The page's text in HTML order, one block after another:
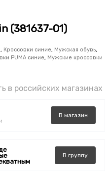
(381637-01)
, Кроссовки синие, Мужская обувь,
PUMA синие, Мужские кроссовки
в российских магазинах
В магазин
В группу